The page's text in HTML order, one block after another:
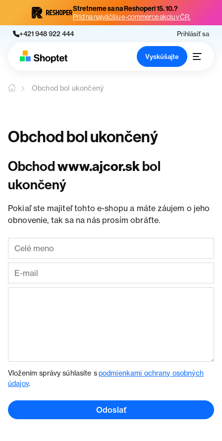
Stretneme sa na Reshoperi 15. 10.?
Príď na najväčšiu e-commerce akciu v ČR.
+421 948 922 444 Prihlásiť sa
Vyskúšajte
Obchod bol ukončený
Obchod bol ukončený
Obchodwww.ajcor.skbol
ukončený
Pokiaľ ste majiteľ tohto e-shopu a máte záujem o jeho
obnovenie, tak sa na nás prosím obráťte.
Vložením správy súhlasíte spodmienkami ochrany osobných
údajov.
Odoslať